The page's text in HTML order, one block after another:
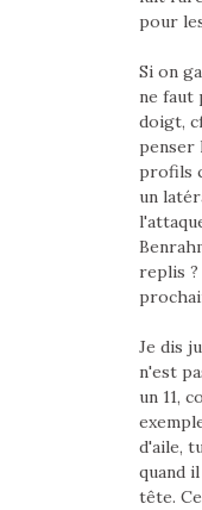
pour
Si on
ne faut
doigt,
penser
profils
un
replis ?
Je dis
n'est
un 11,
d'aile,
quand
tête.